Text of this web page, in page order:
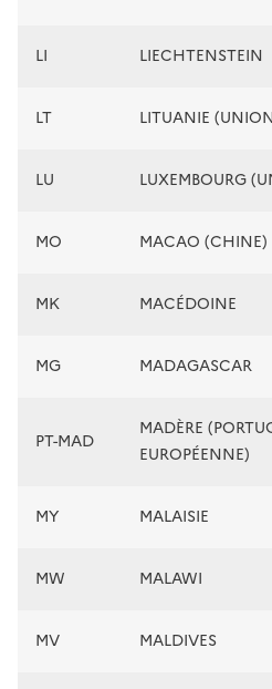
LI LIECHTENSTEIN
LT LITUANIE
LU LUXEMBOURG
MO MACAO (CHINE)
MK MACÉDOINE
MG MADAGASCAR
PT-MAD
MADÈRE
EUROPÉENNE)
MY MALAISIE
MW MALAWI
MV MALDIVES